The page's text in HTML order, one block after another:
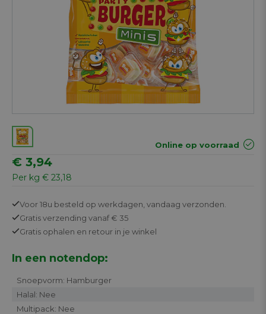
Online op voorraad
€ 3,94
Per kg € 23,18
Voor 18u besteld op werkdagen, vandaag verzonden.
Gratisverzending vanaf € 35
Gratis ophalen en retour in je winkel
In een notendop:
Snoepvorm: Hamburger
Halal: Nee
Multipack: Nee